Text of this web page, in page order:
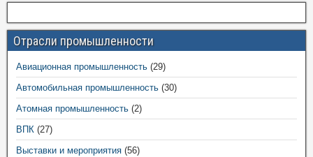
Отрасли промышленности
Авиационная промышленность (29)
Автомобильная промышленность (30)
Атомная промышленность (2)
ВПК (27)
Выставки и мероприятия (56)